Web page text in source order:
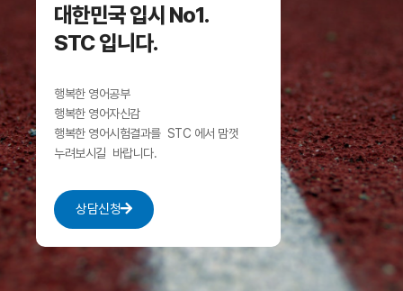
대한민국 입시 No1.
STC 입니다.
행복한 영어공부
행복한 영어자신감
행복한 영어시험결과를 STC 에서 맘껏
누려보시길 바랍니다.
상담신청